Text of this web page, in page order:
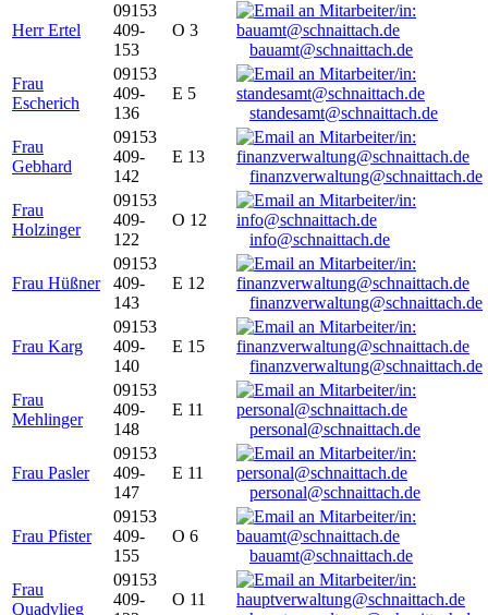
Herr Ertel
09153
409-
153
O 3
bauamt@schnaittach.de
Frau
Escherich
09153
409-
136
E 5
standesamt@schnaittach.de
Frau
Gebhard
09153
409-
142
E 13
finanzverwaltung@schnaittach.de
Frau
Holzinger
09153
409-
122
O 12
info@schnaittach.de
Frau Hüßner
09153
409-
143
E 12
finanzverwaltung@schnaittach.de
Frau Karg
09153
409-
140
E 15
finanzverwaltung@schnaittach.de
Frau
Mehlinger
09153
409-
148
E 11
personal@schnaittach.de
Frau Pasler
09153
409-
147
E 11
personal@schnaittach.de
Frau Pfister
09153
409-
155
O 6
bauamt@schnaittach.de
Frau
Quadvlieg
09153
409-
O 11